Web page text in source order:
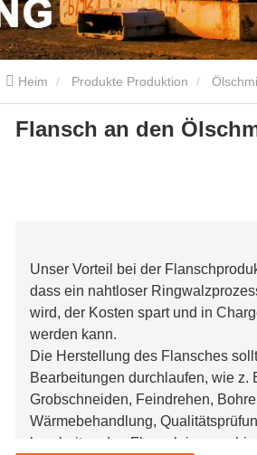
Heim Produkte Produktion
Ölschmiedeteilen
Flansch an den
Unser Vorteil bei der
dass ein nahtloser
wird, der Kosten spart und in
werden kann.
Die Herstellung des Flansches
Bearbeitungen durchlaufen, wie z.
Grobschneiden, Feindrehen,
Wärmebehandlung,
bearbeiten den Flansch in